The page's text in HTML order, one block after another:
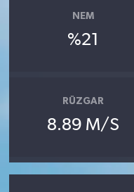
NEM
%21
RÜZGAR
8.89 M/S